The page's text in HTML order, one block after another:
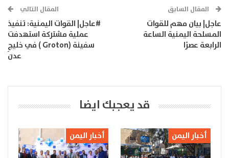
المقال السابق
عاجل| بيان مهم للقوات
المسلحة اليمنية الساعة
الرابعة عصرًا
المقال التالي
#عاجل| القوات اليمنية: تنفيذ
عملية مشتركة استهدفت
سفينة (Groton ) في خليجِ
عدن
قد يعجبك ايضا
أخبار اليمن أخبار اليمن